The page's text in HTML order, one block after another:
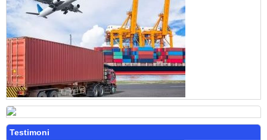
Testimoni